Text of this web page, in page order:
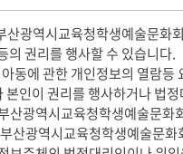
광역시교육청학생예술문화
의 권리를 행사할 수 있습니다.
동에 관한 개인정보의 열람등
본인이 권리를 행사하거나 법
광역시교육청학생예술문화
산광역시교육청학생예술문